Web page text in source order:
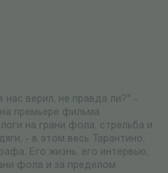
нас верил, не правда ли?" -
премьере фильма
на грани фола, стрельба и
- в этом весь Тарантино,
Его жизнь, его интервью,
фола и за пределом